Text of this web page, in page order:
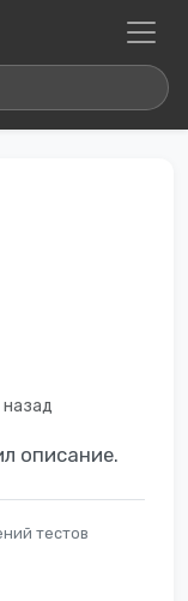
описание.
тестов